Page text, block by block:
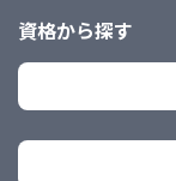
資格から探す